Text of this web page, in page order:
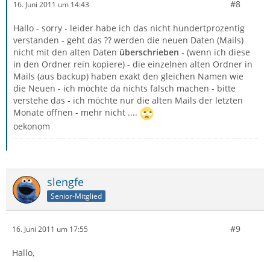
16. Juni 2011 um 14:43 #8
Hallo - sorry - leider habe ich das nicht hundertprozentig
verstanden - geht das ?? werden die neuen Daten (Mails)
nicht mit den alten Daten überschrieben - (wenn ich diese
in den Ordner rein kopiere) - die einzelnen alten Ordner in
Mails (aus backup) haben exakt den gleichen Namen wie
die Neuen - ich möchte da nichts falsch machen - bitte
verstehe das - ich möchte nur die alten Mails der letzten
Monate öffnen - mehr nicht ....
oekonom
slengfe
Senior-Mitglied
16. Juni 2011 um 17:55 #9
Hallo,